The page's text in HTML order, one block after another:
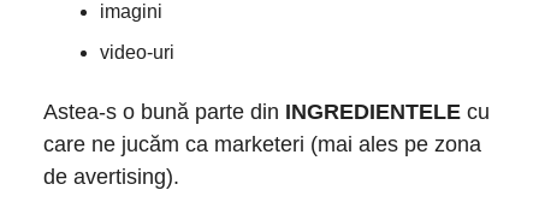
imagini
video-uri
Astea-s o bună parte din INGREDIENTELE cu
care ne jucăm ca marketeri (mai ales pe zona
de avertising).